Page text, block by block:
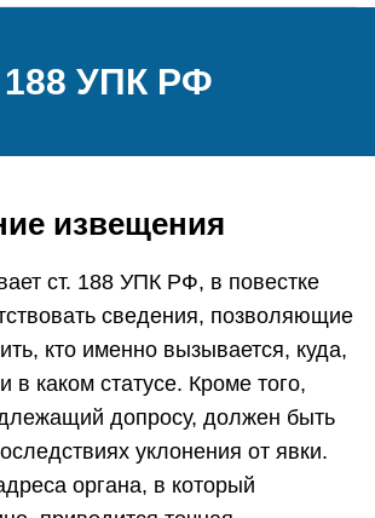
УПК РФ
извещения
ст. 188 УПК РФ, в повестке
сведения, позволяющие
кто именно вызывается, куда,
в каком статусе. Кроме того,
допросу, должен быть
уклонения от явки.
органа, в который